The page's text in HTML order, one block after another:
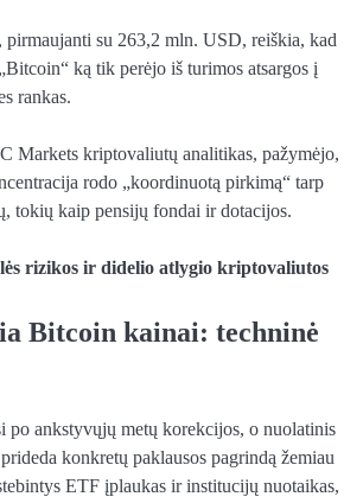
su 263,2 mln. USD, reiškia, kad
ką tik perėjo iš turimos atsargos į
rankas.
Markets kriptovaliutų analitikas, pažymėjo,
rodo „koordinuotą pirkimą“ tarp
tokių kaip pensijų fondai ir dotacijos.
rizikos ir didelio atlygio kriptovaliutos
Bitcoin kainai: techninė
po ankstyvųjų metų korekcijos, o nuolatinis
konkretų paklausos pagrindą žemiau
ETF įplaukas ir institucijų nuotaikas,